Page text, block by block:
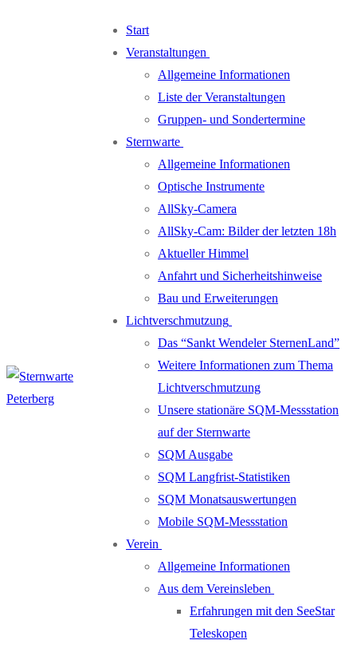
Start
Veranstaltungen
Allgemeine Informationen
Liste der Veranstaltungen
Gruppen- und Sondertermine
Sternwarte
Allgemeine Informationen
Optische Instrumente
AllSky-Camera
AllSky-Cam: Bilder der letzten 18h
Aktueller Himmel
Anfahrt und Sicherheitshinweise
Bau und Erweiterungen
Lichtverschmutzung
Das “Sankt Wendeler SternenLand”
Weitere Informationen zum Thema
Lichtverschmutzung
Unsere stationäre SQM-Messstation
auf der Sternwarte
SQM Ausgabe
SQM Langfrist-Statistiken
SQM Monatsauswertungen
Mobile SQM-Messstation
Verein
Allgemeine Informationen
Aus dem Vereinsleben
Erfahrungen mit den SeeStar
Teleskopen